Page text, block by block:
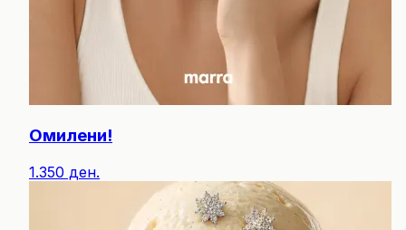
Омилени!
1.350 ден.